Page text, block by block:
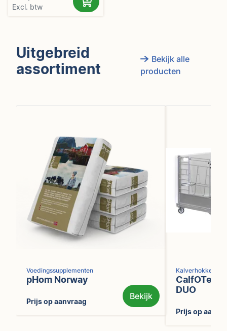
Excl. btw
Uitgebreid
assortiment
Bekijk alle
producten
Voedingssupplementen
pHom Norway
Prijs op aanvraag
Bekijk
Kalverhokken
CalfOTel
DUO
Prijs op